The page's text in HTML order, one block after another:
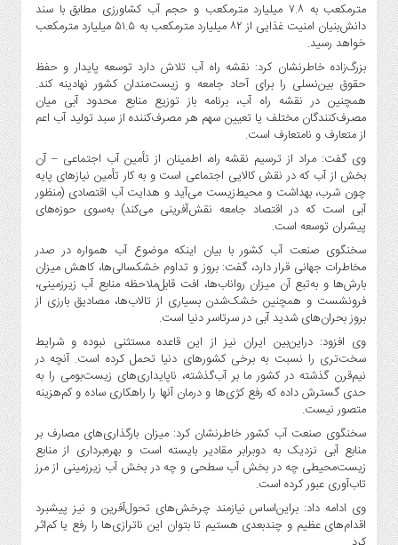
الملل
نگاه
روز
گوناگون
مترمکعب به ۷.۸ میلیارد مترمکعب و حجم آب کشاورزی مطابق با سند
دانش‌بنیان امنیت غذایی از ۸۲ میلیارد مترمکعب به ۵۱.۵ میلیارد مترمکعب
خواهد رسید.
بزرگ‌زاده خاطرنشان کرد: نقشه راه آب تلاش دارد توسعه پایدار و حفظ
حقوق بین‌نسلی را برای آحاد جامعه و زیست‌مندان کشور نهادینه کند.
همچنین در نقشه راه آب، برنامه باز توزیع منابع محدود آبی میان
مصرف‌کنندگان مختلف یا تعیین سهم هر مصرف‌کننده از سبد تولید آب اعم
از متعارف و نامتعارف است.
وی گفت: مراد از ترسیم نقشه راه، اطمینان از تأمین آب اجتماعی – آن
بخش از آب که در نقش کالایی اجتماعی است و به کار تأمین نیازهای پایه
چون شرب، بهداشت و محیط‌زیست می‌آید و هدایت آب اقتصادی (منظور
آبی است که در اقتصاد جامعه نقش‌آفرینی می‌کند) به‌سوی حوزه‌های
پیشران توسعه است.
سخنگوی صنعت آب کشور با بیان اینکه موضوع آب همواره در صدر
مخاطرات جهانی قرار دارد، گفت: بروز و تداوم خشکسالی‌ها، کاهش میزان
بارش‌ها و به‌تبع آن میزان رواناب‌ها، افت قابل‌ملاحظه منابع آب زیرزمینی،
فرونشست و همچنین خشک‌شدن بسیاری از تالاب‌ها، مصادیق بارزی از
بروز بحران‌های شدید آبی در سرتاسر دنیا است.
وی افزود: دراین‌بین ایران نیز از این قاعده مستثنی نبوده و شرایط
سخت‌تری را نسبت به برخی کشورهای دنیا تحمل کرده است. آنچه در
نیم‌قرن گذشته در کشور ما بر آب‌گذشته، ناپایداری‌های زیست‌بومی را به
حدی گسترش داده که رفع کژی‌ها و درمان آنها را راهکاری ساده و کم‌هزینه
متصور نیست.
سخنگوی صنعت آب کشور خاطرنشان کرد: میزان بارگذاری‌های مصارف بر
منابع آبی نزدیک به دوبرابر مقادیر بایسته است و بهره‌برداری از منابع
زیست‌محیطی چه در بخش آب سطحی و چه در بخش آب زیرزمینی از مرز
تاب‌آوری عبور کرده است.
وی ادامه داد: براین‌اساس نیازمند چرخش‌های تحول‌آفرین و نیز پیشبرد
اقدام‌های عظیم و چندبعدی هستیم تا بتوان این ناترازی‌ها را رفع یا کم‌اثر